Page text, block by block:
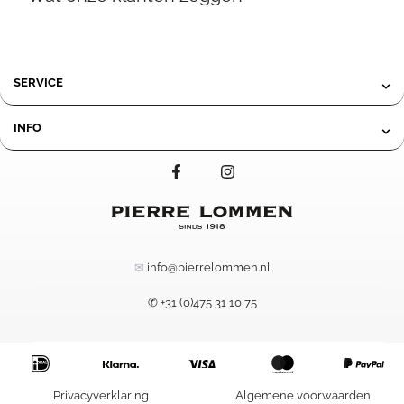
SERVICE
INFO
✉ info@pierrelommen.nl
✆ +31 (0)475 31 10 75
Privacyverklaring Algemene voorwaarden